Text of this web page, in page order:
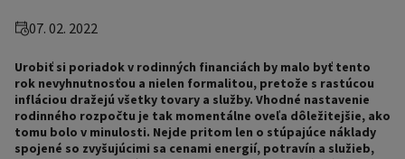
07. 02. 2022
Urobiť si poriadok v rodinných financiách by malo byť tento
rok nevyhnutnosťou a nielen formalitou, pretože s rastúcou
infláciou dražejú všetky tovary a služby. Vhodné nastavenie
rodinného rozpočtu je tak momentálne oveľa dôležitejšie, ako
tomu bolo v minulosti. Nejde pritom len o stúpajúce náklady
spojené so zvyšujúcimi sa cenami energií, potravín a služieb,